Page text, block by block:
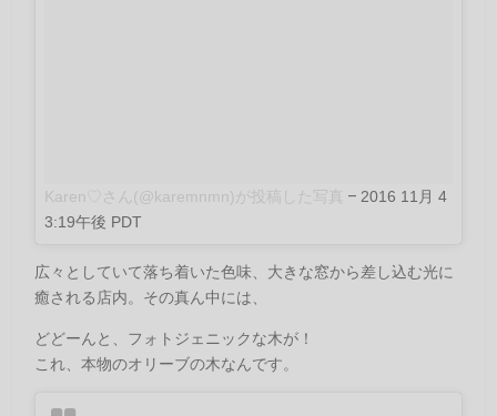
Karen♡さん(@karemnmn)が投稿した写真 –2016 11月 4
3:19午後 PDT
広々としていて落ち着いた色味、大きな窓から差し込む光に
癒される店内。その真ん中には、
どどーんと、フォトジェニックな木が！
これ、本物のオリーブの木なんです。